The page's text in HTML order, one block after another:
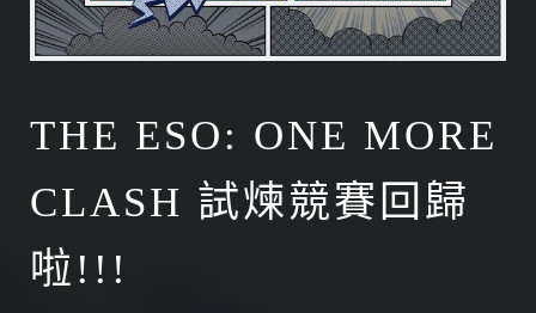
THE ESO: ONE MORE
CLASH 試煉競賽回歸
啦!!!